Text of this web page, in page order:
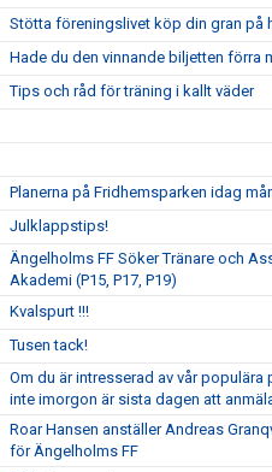
Stötta föreningslivet köp din gran på
Hade du den vinnande biljetten förra
Tips och råd för träning i kallt väder
Planerna på Fridhemsparken idag
Julklappstips!
Ängelholms FF Söker Tränare och
Akademi (P15, P17, P19)
Kvalspurt !!!
Tusen tack!
Om du är intresserad av vår
inte imorgon är sista dagen att
Roar Hansen anställer Andreas
för Ängelholms FF